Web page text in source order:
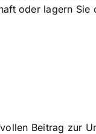
oder lagern Sie
Beitrag zur